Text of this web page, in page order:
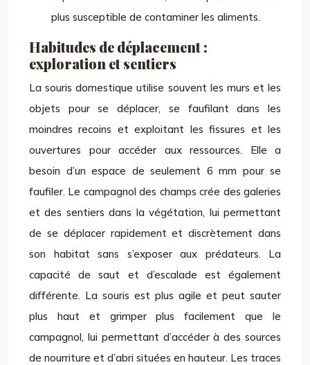
plus susceptible de contaminer les aliments.
Habitudes de déplacement :
exploration et sentiers
La souris domestique utilise souvent les murs et les
objets pour se déplacer, se faufilant dans les
moindres recoins et exploitant les fissures et les
ouvertures pour accéder aux ressources. Elle a
besoin d’un espace de seulement 6 mm pour se
faufiler. Le campagnol des champs crée des galeries
et des sentiers dans la végétation, lui permettant
de se déplacer rapidement et discrètement dans
son habitat sans s’exposer aux prédateurs. La
capacité de saut et d’escalade est également
différente. La souris est plus agile et peut sauter
plus haut et grimper plus facilement que le
campagnol, lui permettant d’accéder à des sources
de nourriture et d’abri situées en hauteur. Les traces